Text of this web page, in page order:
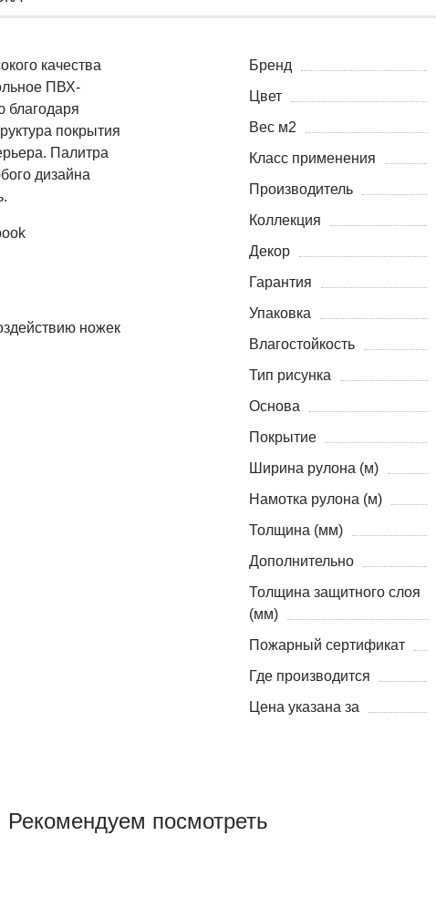
качества
ПВХ-
благодаря
покрытия
Палитра
дизайна
ножек
Бренд
Цвет
Вес м2
Класс применения
Производитель
Коллекция
Декор
Гарантия
Упаковка
Влагостойкость
Тип рисунка
Основа
Покрытие
Ширина рулона (м)
Намотка рулона (м)
Толщина (мм)
Дополнительно
Толщина защитного слоя
(мм)
Пожарный сертификат
Где производится
Цена указана за
Рекомендуем посмотреть